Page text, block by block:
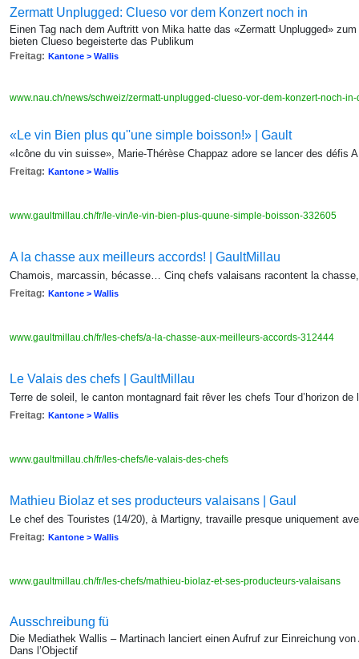
Zermatt Unplugged: Clueso vor dem Konzert noch in
Einen Tag nach dem Auftritt von Mika hatte das «Zermatt Unplugged»
bieten Clueso begeisterte das Publikum
Freitag: Kantone > Wallis
www.nau.ch/news/schweiz/zermatt-unplugged-clueso-vor-dem-konzert-noch-
«Le vin Bien plus qu''une simple boisson!» | Gault
«Icône du vin suisse», Marie-Thérèse Chappaz adore se lancer des défis
Freitag: Kantone > Wallis
www.gaultmillau.ch/fr/le-vin/le-vin-bien-plus-quune-simple-boisson-332605
A la chasse aux meilleurs accords! | GaultMillau
Chamois, marcassin, bécasse… Cinq chefs valaisans racontent la
Freitag: Kantone > Wallis
www.gaultmillau.ch/fr/les-chefs/a-la-chasse-aux-meilleurs-accords-312444
Le Valais des chefs | GaultMillau
Terre de soleil, le canton montagnard fait rêver les chefs Tour d’horizon de
Freitag: Kantone > Wallis
www.gaultmillau.ch/fr/les-chefs/le-valais-des-chefs
Mathieu Biolaz et ses producteurs valaisans | Gaul
Le chef des Touristes (14/20), à Martigny, travaille presque uniquement
Freitag: Kantone > Wallis
www.gaultmillau.ch/fr/les-chefs/mathieu-biolaz-et-ses-producteurs-valaisans
Ausschreibung fü
Die Mediathek Wallis – Martinach lanciert einen Aufruf zur Einreichung
Dans l’Objectif